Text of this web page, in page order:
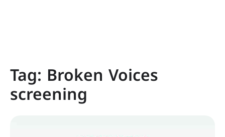
Tag: Broken Voices
screening